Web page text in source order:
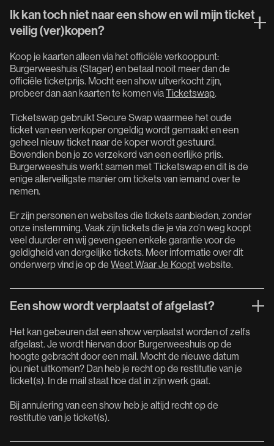
Ik kan toch niet naar een show en wil mijn ticket
veilig (ver)kopen?
Koop je kaarten alleen via het officiële verkooppunt:
Burgerweeshuis (Stager) en betaal nooit meer dan de
officiële ticketprijs. Mocht een show uitverkocht zijn,
probeer dan aan kaarten te komen viaTicketswap.
Ticketswap gebruikt Secure Swap waarmee het oude
ticket van een verkoper ongeldig wordt gemaakt en een
geheel nieuw ticket naar de koper wordt gestuurd.
Bovendien ben je zo verzekerd van een eerlijke prijs.
Burgerweeshuis werkt samen met Ticketswap en dit is de
enige allerveiligste manier om tickets van iemand over te
nemen.
Er zijn personen en websites die tickets aanbieden, zonder
onze instemming. Vaak zijn tickets die je via zo’n weg koopt
veel duurder en wij geven geen enkele garantie voor de
geldigheid van dergelijke tickets. Meer informatie over dit
onderwerp vind je op de Weet Waar Je Kooptwebsite.
Een show wordt verplaatst of afgelast?
Het kan gebeuren dat een show verplaatst worden of zelfs
afgelast. Je wordt hiervan door Burgerweeshuis op de
hoogte gebracht door een mail. Mocht de nieuwe datum
jou niet uitkomen? Dan heb je recht op de restitutie van je
ticket(s). In de mail staat hoe dat in zijn werk gaat.
Bij annulering van een show heb je altijd recht op de
restitutie van je ticket(s).